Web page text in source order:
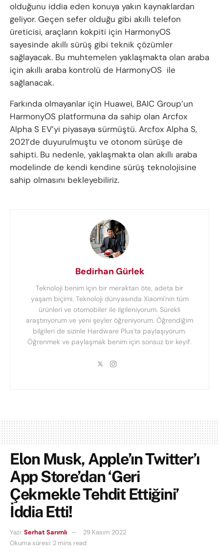
olduğunu iddia eden konuya yakın kaynaklardan
geliyor. Geçen sefer olduğu gibi akıllı telefon
üreticisi, araçların kokpiti için HarmonyOS
sayesinde akıllı sürüş gibi teknik çözümler
sağlayacak. Bu muhtemelen yaklaşmakta olan araba
için akıllı araba kontrolü de HarmonyOS ile
sağlanacak.
Farkında olmayanlar için Huawei, BAIC Group’un
HarmonyOS platformuna da sahip olan Arcfox
Alpha S EV’yi piyasaya sürmüştü. Arcfox Alpha S,
2021’de duyurulmuştu ve otonom sürüşe de
sahipti. Bu nedenle, yaklaşmakta olan akıllı araba
modelinde de kendi kendine sürüş teknolojisine
sahip olmasını bekleyebiliriz.
Bedirhan Gürlek
Teknoloji benim için bir meraktan öte, adeta bir
yaşam biçimi. Teknoloji dünyasında Xiaomi'nin tüm
ürünleri ve otomobiler ile ilgileniyorum. Sürekli
araştırıyorum ve yeni şeyler öğreniyorum. Öğrendiğim
bilgileri de sizinle Hardware Plus'ta paylaşıyorum.
Öğrenmek ve paylaşmak benim için sonsuz bir keyif.
Elon Musk, Apple’ın Twitter’ı
App Store’dan ‘Geri
Çekmekle Tehdit Ettiğini’
İddia Etti!
Yazı: Serhat Sarımlı
29 Kasım 2022
Okuma süresi: 2 mins read